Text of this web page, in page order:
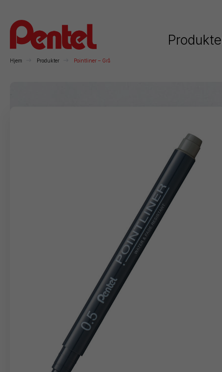
Hjem Produkter Pointliner – Grå
Trykkblyanter
Whiteboard Kunstnerartikler
Tilbehør